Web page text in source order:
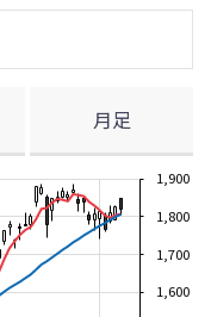
月足
1,600
1,700
1,800
1,900